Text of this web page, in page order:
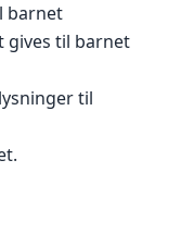
barnet
gives til barnet
til